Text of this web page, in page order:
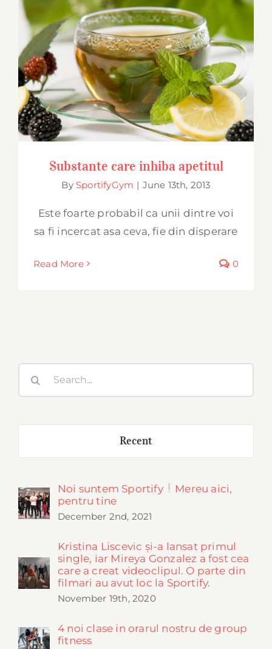
Substante care inhiba apetitul
Substante care inhiba apetitul
By SportifyGym | June 13th, 2013
Este foarte probabil ca unii dintre voi
sa fi incercat asa ceva, fie din disperare
Read More 0
Recent
Noi suntem Sportify
Mereu aici,
pentru tine
December 2nd, 2021
Kristina Liscevic și-a lansat primul
single, iar Mireya Gonzalez a fost cea
care a creat videoclipul. O parte din
filmari au avut loc la Sportify.
November 19th, 2020
4 noi clase in orarul nostru de group
fitness